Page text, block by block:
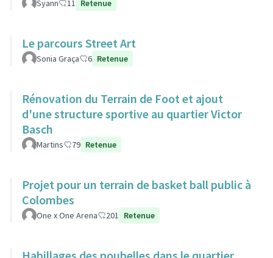
Syann 11 Retenue
Le parcours Street Art
Sonia Graça 6 Retenue
Rénovation du Terrain de Foot et ajout
d'une structure sportive au quartier Victor
Basch
Martins 79 Retenue
Projet pour un terrain de basket ball public à
Colombes
One x One Arena 201 Retenue